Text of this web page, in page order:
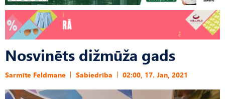
Nosvinēts dižmūža gads
Sarmīte Feldmane Sabiedrība 02:00, 17. Jan, 2021